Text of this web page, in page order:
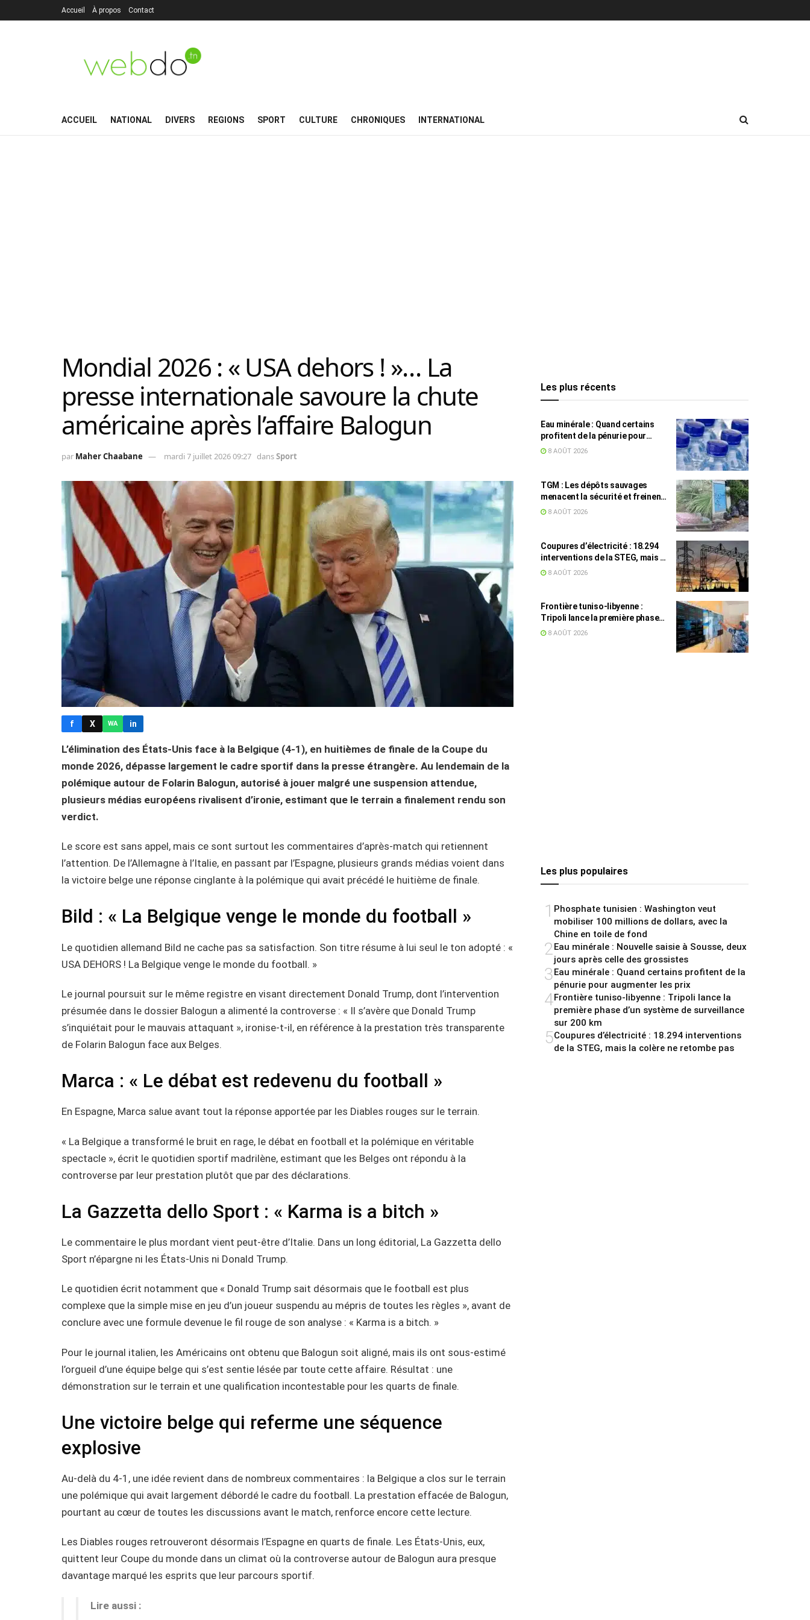
Accueil À propos Contact
ACCUEIL NATIONAL DIVERS REGIONS SPORT CULTURE CHRONIQUES INTERNATIONAL
Mondial 2026 : « USA dehors ! »… La
presse internationale savoure la chute
américaine après l’affaire Balogun
par Maher Chaabane mardi 7 juillet 2026 09:27 dansSport
f X WA in
L’élimination des États-Unis face à la Belgique (4-1), en huitièmes de finale de la Coupe du
monde 2026, dépasse largement le cadre sportif dans la presse étrangère. Au lendemain de la
polémique autour de Folarin Balogun, autorisé à jouer malgré une suspension attendue,
plusieurs médias européens rivalisent d’ironie, estimant que le terrain a finalement rendu son
verdict.
Le score est sans appel, mais ce sont surtout les commentaires d’après-match qui retiennent
l’attention. De l’Allemagne à l’Italie, en passant par l’Espagne, plusieurs grands médias voient dans
la victoire belge une réponse cinglante à la polémique qui avait précédé le huitième de finale.
Bild : « La Belgique venge le monde du football »
Le quotidien allemand Bild ne cache pas sa satisfaction. Son titre résume à lui seul le ton adopté : «
USA DEHORS ! La Belgique venge le monde du football. »
Le journal poursuit sur le même registre en visant directement Donald Trump, dont l’intervention
présumée dans le dossier Balogun a alimenté la controverse : « Il s’avère que Donald Trump
s’inquiétait pour le mauvais attaquant », ironise-t-il, en référence à la prestation très transparente
de Folarin Balogun face aux Belges.
Marca : « Le débat est redevenu du football »
En Espagne, Marca salue avant tout la réponse apportée par les Diables rouges sur le terrain.
« La Belgique a transformé le bruit en rage, le débat en football et la polémique en véritable
spectacle », écrit le quotidien sportif madrilène, estimant que les Belges ont répondu à la
controverse par leur prestation plutôt que par des déclarations.
La Gazzetta dello Sport : « Karma is a bitch »
Le commentaire le plus mordant vient peut-être d’Italie. Dans un long éditorial, La Gazzetta dello
Sport n’épargne ni les États-Unis ni Donald Trump.
Le quotidien écrit notamment que « Donald Trump sait désormais que le football est plus
complexe que la simple mise en jeu d’un joueur suspendu au mépris de toutes les règles », avant de
conclure avec une formule devenue le fil rouge de son analyse : « Karma is a bitch. »
Pour le journal italien, les Américains ont obtenu que Balogun soit aligné, mais ils ont sous-estimé
l’orgueil d’une équipe belge qui s’est sentie lésée par toute cette affaire. Résultat : une
démonstration sur le terrain et une qualification incontestable pour les quarts de finale.
Une victoire belge qui referme une séquence
explosive
Au-delà du 4-1, une idée revient dans de nombreux commentaires : la Belgique a clos sur le terrain
une polémique qui avait largement débordé le cadre du football. La prestation effacée de Balogun,
pourtant au cœur de toutes les discussions avant le match, renforce encore cette lecture.
Les Diables rouges retrouveront désormais l’Espagne en quarts de finale. Les États-Unis, eux,
quittent leur Coupe du monde dans un climat où la controverse autour de Balogun aura presque
davantage marqué les esprits que leur parcours sportif.
Lire aussi :
Les plus récents
Eau minérale : Quand certains
profitent de la pénurie pour
augmenter les prix
8 AOÛT 2026
TGM : Les dépôts sauvages
menacent la sécurité et freinent
les travaux
8 AOÛT 2026
Coupures d’électricité : 18.294
interventions de la STEG, mais la
colère ne retombe pas
8 AOÛT 2026
Frontière tuniso-libyenne :
Tripoli lance la première phase
d’un système de surveillance sur
8 AOÛT 2026
Les plus populaires
1 Phosphate tunisien : Washington veut
mobiliser 100 millions de dollars, avec la
Chine en toile de fond
2Eau minérale : Nouvelle saisie à Sousse, deux
jours après celle des grossistes
3Eau minérale : Quand certains profitent de la
pénurie pour augmenter les prix
4Frontière tuniso-libyenne : Tripoli lance la
première phase d’un système de surveillance
sur 200 km
5Coupures d’électricité : 18.294 interventions
de la STEG, mais la colère ne retombe pas